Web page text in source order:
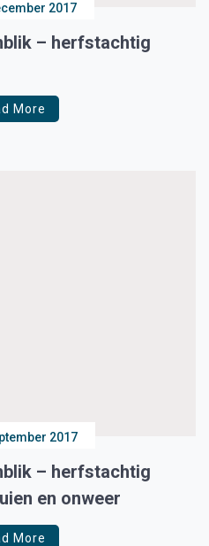
2017
– herfstachtig
More
2017
– herfstachtig
en onweer
More